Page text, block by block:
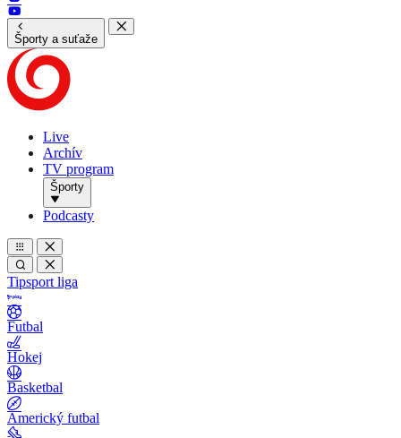
Športy a suťaže
Live
Archív
TV program
Športy
Podcasty
Tipsport liga
Futbal
Hokej
Basketbal
Americký futbal